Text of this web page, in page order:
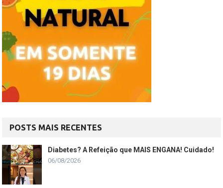
POSTS MAIS RECENTES
Diabetes? A Refeição que MAIS ENGANA! Cuidado!
06/08/2026